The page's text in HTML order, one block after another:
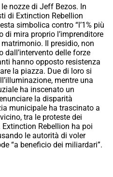
nozze di Jeff Bezos. In
di Extinction Rebellion
simbolica contro “l’1% più
di mira proprio l’imprenditore
Il presidio, non
dall’intervento delle forze
hanno opposto resistenza
la piazza. Due di loro si
mentre una
ha inscenato un
la disparità
municipale ha trascinato a
tra le proteste dei
Rebellion ha poi
le autorità di voler
“a beneficio dei miliardari”.